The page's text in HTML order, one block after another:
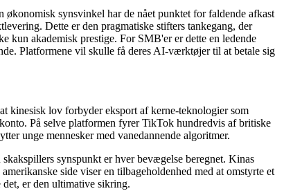
synsvinkel har de nået punktet for faldende afkast
Dette er den pragmatiske stifters tankegang, der
kun akademisk prestige. For SMB'er er dette en ledende
Platformene vil skulle få deres AI-værktøjer til at betale sig
kinesisk lov forbyder eksport af kerne-teknologier som
På selve platformen fyrer TikTok hundredvis af britiske
unge mennesker med vanedannende algoritmer.
synspunkt er hver bevægelse beregnet. Kinas
side viser en tilbageholdenhed med at omstyrte et
er den ultimative sikring.